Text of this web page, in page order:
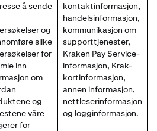
å sende
og
slike
for
inn
om
og
våre
for
kontaktinformasjon,
handelsinformasjon,
kommunikasjon om
supporttjenester,
Kraken Pay Service-
informasjon, Krak-
kortinformasjon,
annen informasjon,
nettleserinformasjon
og logginformasjon.